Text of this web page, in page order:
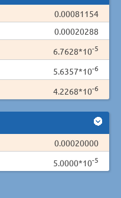
0.00081154
0.00020288
6.7628*10-5
5.6357*10-6
4.2268*10-6
0.00020000
5.0000*10-5